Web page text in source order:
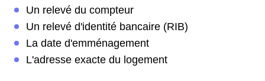
Un relevé du compteur
Un relevé d'identité bancaire (RIB)
La date d'emménagement
L'adresse exacte du logement